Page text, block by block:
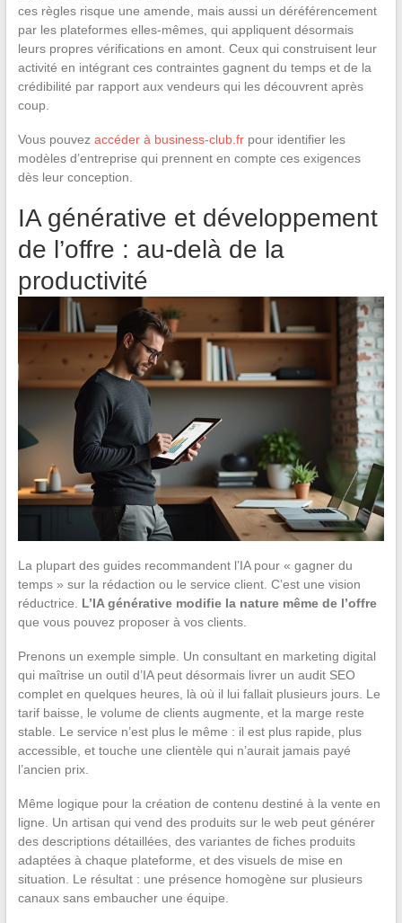
ces règles risque une amende, mais aussi un déréférencement
par les plateformes elles-mêmes, qui appliquent désormais
leurs propres vérifications en amont. Ceux qui construisent leur
activité en intégrant ces contraintes gagnent du temps et de la
crédibilité par rapport aux vendeurs qui les découvrent après
coup.
Vous pouvez accéder à business-club.frpour identifier les
modèles d’entreprise qui prennent en compte ces exigences
dès leur conception.
IA générative et développement
de l’offre : au-delà de la
productivité
La plupart des guides recommandent l’IA pour « gagner du
temps » sur la rédaction ou le service client. C’est une vision
réductrice. L’IA générative modifie la nature même de l’offre
que vous pouvez proposer à vos clients.
Prenons un exemple simple. Un consultant en marketing digital
qui maîtrise un outil d’IA peut désormais livrer un audit SEO
complet en quelques heures, là où il lui fallait plusieurs jours. Le
tarif baisse, le volume de clients augmente, et la marge reste
stable. Le service n’est plus le même : il est plus rapide, plus
accessible, et touche une clientèle qui n’aurait jamais payé
l’ancien prix.
Même logique pour la création de contenu destiné à la vente en
ligne. Un artisan qui vend des produits sur le web peut générer
des descriptions détaillées, des variantes de fiches produits
adaptées à chaque plateforme, et des visuels de mise en
situation. Le résultat : une présence homogène sur plusieurs
canaux sans embaucher une équipe.